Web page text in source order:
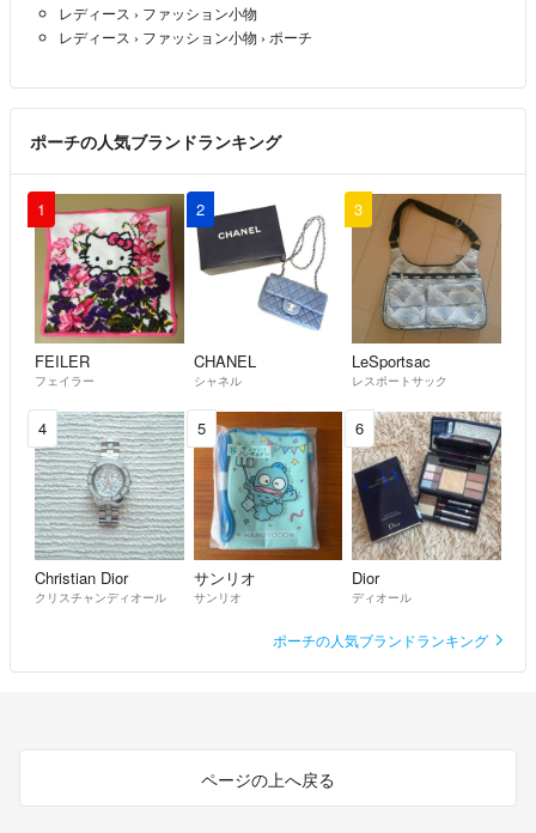
レディース › ファッション小物
レディース › ファッション小物 › ポーチ
ポーチの人気ブランドランキング
1
FEILER
フェイラー
2
CHANEL
シャネル
3
LeSportsac
レスポートサック
4
Christian Dior
クリスチャンディオール
5
サンリオ
サンリオ
6
Dior
ディオール
ポーチの人気ブランドランキング
ページの上へ戻る